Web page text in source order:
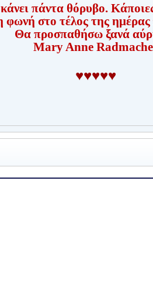
πάντα θόρυβο.
φωνή στο τέλος της ημέρας
Θα προσπαθήσω ξανά
Mary Anne
♥♥♥♥♥